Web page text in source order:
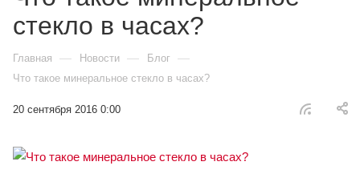
стекло в часах?
Главная — Новости — Блог —
Что такое минеральное стекло в часах?
20 сентября 2016 0:00